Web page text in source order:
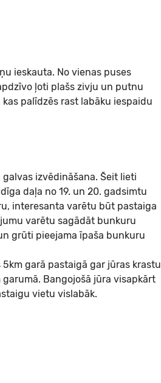
ieskauta. No vienas puses
ļoti plašs zivju un putnu
palīdzēs rast labāku iespaidu
izvēdināšana. Šeit lieti
daļa no 19. un 20. gadsimtu
interesanta varētu būt pastaiga
varētu sagādāt bunkuru
grūti pieejama īpaša bunkuru
garā pastaigā gar jūras krastu
Bangojošā jūra visapkārt
vietu vislabāk.